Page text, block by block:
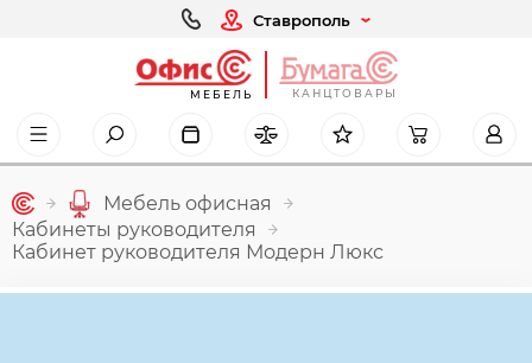
Ставрополь
МЕБЕЛЬ КАНЦТОВАРЫ
Мебель офисная
Кабинеты руководителя
Кабинет руководителя Модерн Люкс